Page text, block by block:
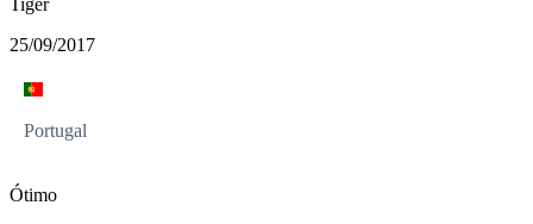
Tiger
25/09/2017
Portugal
Ótimo